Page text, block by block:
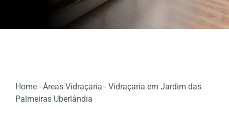
Home - Áreas Vidraçaria - Vidraçaria em Jardim das
Palmeiras Uberlândia